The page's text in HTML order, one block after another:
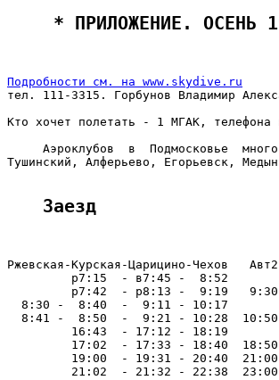
* ПРИЛОЖЕНИЕ. ОСЕНЬ
Подробности см. на www.skydive.ru
тел. 111-3315. Горбунов Владимир
Кто хочет полетать - 1 МГАК,
Аэроклубов  в  Подмосковье
Тушинский, Алферьево, Егорьевск,
Заезд
Ржевская-Курская-Царицино-Чехов
         р7:15  - в7:45 -  8:52
         р7:42  - р8:13 -  9:19   9:30
  8:30 -  8:40  -  9:11 - 10:17
  8:41 -  8:50  -  9:21 - 10:28  10:50
         16:43  - 17:12 - 18:19
         17:02  - 17:33 - 18:40  18:50
         19:00  - 19:31 - 20:40  21:00
         21:02  - 21:32 - 22:38  23:00